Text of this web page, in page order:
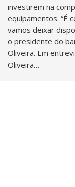
investirem na
equipamentos. “É
vamos deixar
o presidente do
Oliveira. Em
Oliveira…